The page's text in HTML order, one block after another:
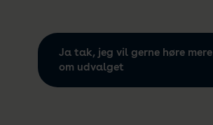
Ja tak, jeg vil gerne høre mere
om udvalget